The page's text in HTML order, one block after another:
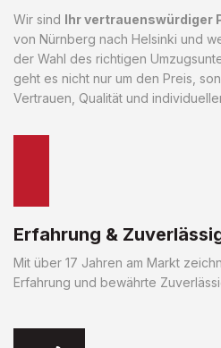
Wir sind Ihr vertrauenswürdiger
von Nürnberg nach Helsinki und
der Wahl des richtigen
geht es nicht nur um den Preis,
Vertrauen, Qualität und
Erfahrung &
Mit über 17 Jahren am Markt
Erfahrung und bewährte